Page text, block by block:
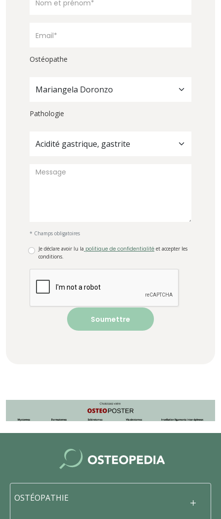
Ostéopathe
Mariangela Doronzo
Pathologie
Acidité gastrique, gastrite
* Champs obligatoires
Je déclare avoir lu la politique de confidentialité et accepter les
conditions.
OSTÉOPATHIE